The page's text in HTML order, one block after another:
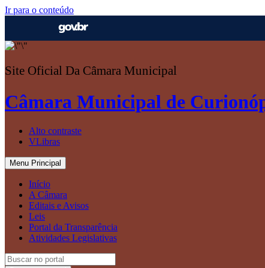
Ir para o conteúdo
Site Oficial Da Câmara Municipal
Câmara Municipal de
Alto contraste
VLibras
Menu Principal
Início
A Câmara
Editais e Avisos
Leis
Portal da Transparência
Atividades Legislativas